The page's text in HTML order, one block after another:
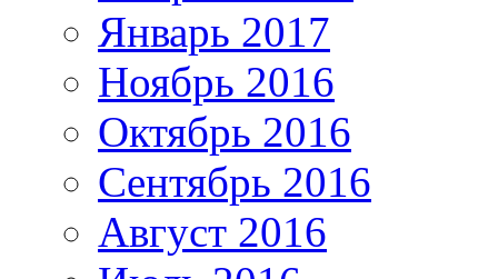
Январь 2017
Ноябрь 2016
Октябрь 2016
Сентябрь 2016
Август 2016